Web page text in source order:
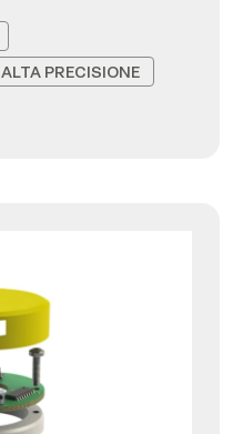
ALTA PRECISIONE